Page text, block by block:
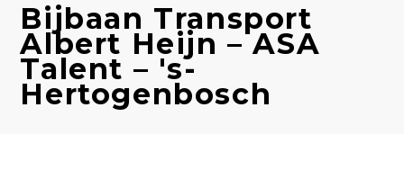
Bijbaan Transport
Albert Heijn – ASA
Talent – 's-
Hertogenbosch